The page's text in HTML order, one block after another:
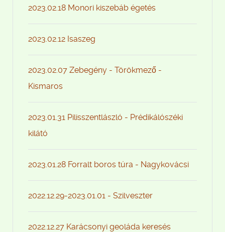
2023.02.18 Monori kiszebáb égetés
2023.02.12 Isaszeg
2023.02.07 Zebegény - Törökmező -
Kismaros
2023.01.31 Pilisszentlászló - Prédikálószéki
kilátó
2023.01.28 Forralt boros túra - Nagykovácsi
2022.12.29-2023.01.01 - Szilveszter
2022.12.27 Karácsonyi geoláda keresés